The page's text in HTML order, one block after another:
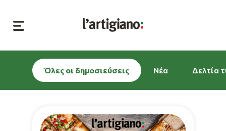
Όλες οι δημοσιεύσεις Νέα Δελτία